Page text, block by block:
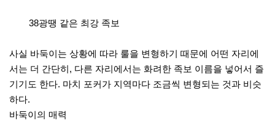
38광땡 같은 최강 족보
사실 바둑이는 상황에 따라 룰을 변형하기 때문에 어떤 자리에
서는 더 간단히, 다른 자리에서는 화려한 족보 이름을 넣어서 즐
기기도 한다. 마치 포커가 지역마다 조금씩 변형되는 것과 비슷
하다.
바둑이의 매력